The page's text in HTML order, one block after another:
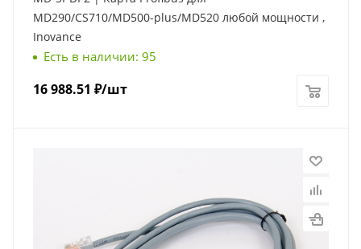
MD290/CS710/MD500-plus/MD520 любой мощности ,
Inovance
Есть в наличии: 95
16 988.51 ₽/шт